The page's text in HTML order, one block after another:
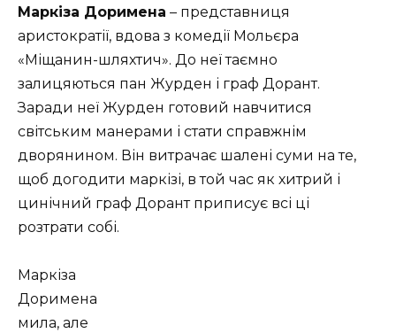
Маркіза Доримена – представниця
аристократії, вдова з комедії Мольєра
«Міщанин-шляхтич». До неї таємно
залицяються пан Журден і граф Дорант.
Заради неї Журден готовий навчитися
світським манерами і стати справжнім
дворянином. Він витрачає шалені суми на те,
щоб догодити маркізі, в той час як хитрий і
цинічний граф Дорант приписує всі ці
розтрати собі.
Маркіза
Доримена
мила, але